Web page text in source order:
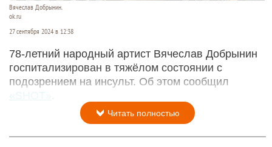
Вячеслав Добрынин.
ok.ru
27 сентября 2024 в 12:38
78-летний народный артист Вячеслав Добрынин
госпитализирован в тяжёлом состоянии с
подозрением на инсульт. Об этом сообщил
«SHOT»
Читать полностью